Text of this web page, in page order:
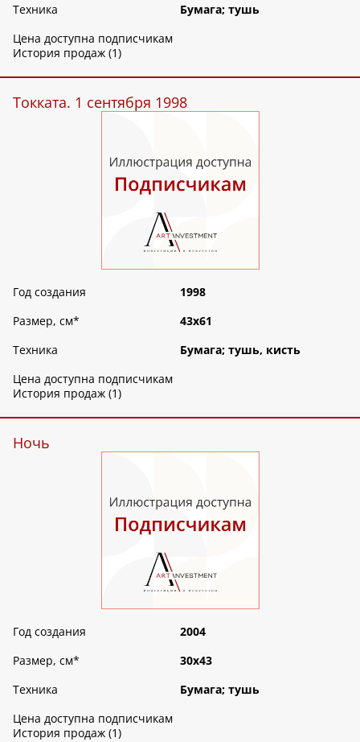
Техника
Бумага; тушь
Цена доступна подписчикам
История продаж (1)
Токката. 1 сентября 1998
Год создания
1998
Размер, см*
43х61
Техника
Бумага; тушь, кисть
Цена доступна подписчикам
История продаж (1)
Ночь
Год создания
2004
Размер, см*
30х43
Техника
Бумага; тушь
Цена доступна подписчикам
История продаж (1)